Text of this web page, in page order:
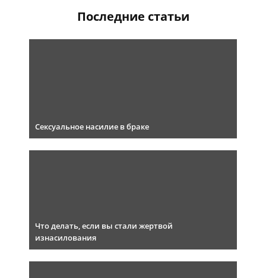
Последние статьи
Сексуальное насилие в браке
Что делать, если вы стали жертвой
изнасилования